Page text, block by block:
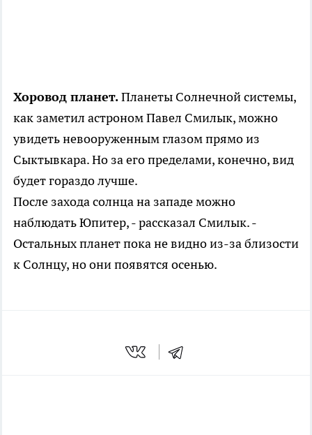
Хоровод планет.Планеты Солнечной системы,
как заметил астроном Павел Смилык, можно
увидеть невооруженным глазом прямо из
Сыктывкара. Но за его пределами, конечно, вид
будет гораздо лучше.
После захода солнца на западе можно
наблюдать Юпитер, - рассказал Смилык. -
Остальных планет пока не видно из-за близости
к Солнцу, но они появятся осенью.